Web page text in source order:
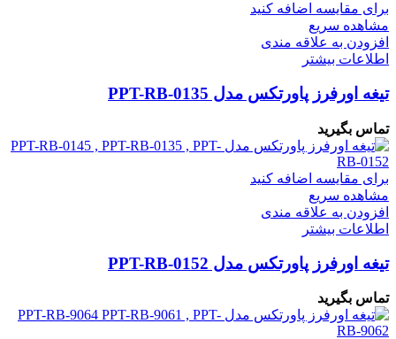
برای مقایسه اضافه کنید
مشاهده سریع
افزودن به علاقه مندی
اطلاعات بیشتر
تیغه اورفرز پاورتکس مدل PPT-RB-0135
تماس بگیرید
برای مقایسه اضافه کنید
مشاهده سریع
افزودن به علاقه مندی
اطلاعات بیشتر
تیغه اورفرز پاورتکس مدل PPT-RB-0152
تماس بگیرید